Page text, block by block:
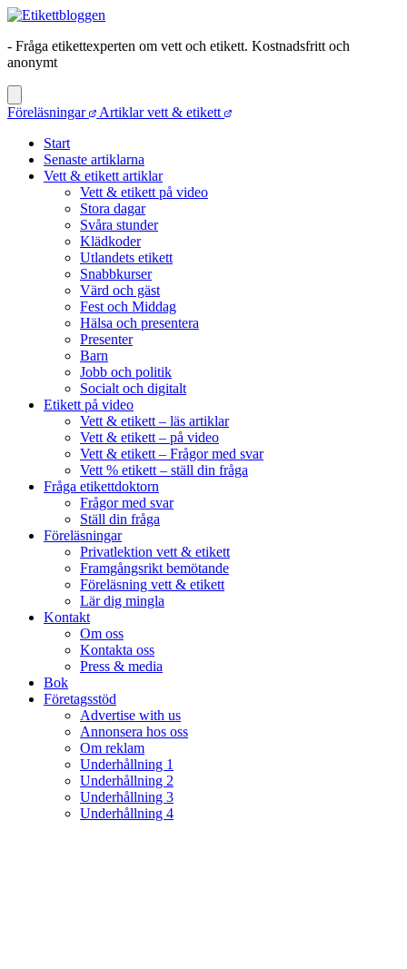
- Fråga etikettexperten om vett och etikett. Kostnadsfritt och
anonymt
Föreläsningar
Artiklar vett & etikett
Start
Senaste artiklarna
Vett & etikett artiklar
Vett & etikett på video
Stora dagar
Svåra stunder
Klädkoder
Utlandets etikett
Snabbkurser
Värd och gäst
Fest och Middag
Hälsa och presentera
Presenter
Barn
Jobb och politik
Socialt och digitalt
Etikett på video
Vett & etikett – läs artiklar
Vett & etikett – på video
Vett & etikett – Frågor med svar
Vett % etikett – ställ din fråga
Fråga etikettdoktorn
Frågor med svar
Ställ din fråga
Föreläsningar
Privatlektion vett & etikett
Framgångsrikt bemötande
Föreläsning vett & etikett
Lär dig mingla
Kontakt
Om oss
Kontakta oss
Press & media
Bok
Företagsstöd
Advertise with us
Annonsera hos oss
Om reklam
Underhållning 1
Underhållning 2
Underhållning 3
Underhållning 4